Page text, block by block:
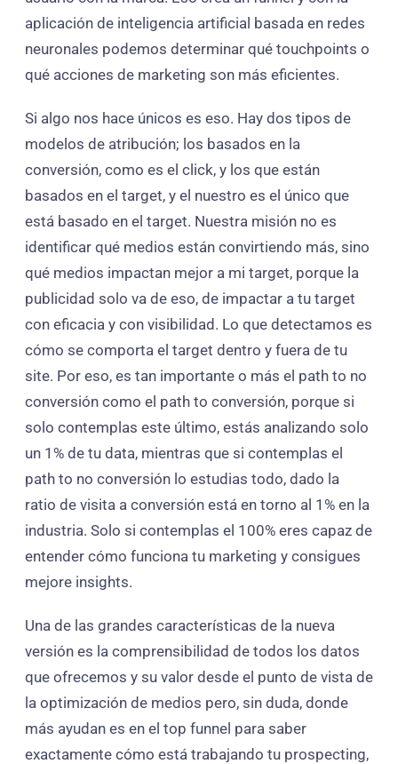
aplicación de inteligencia artificial basada en redes
neuronales podemos determinar qué touchpoints o
qué acciones de marketing son más eficientes.
Si algo nos hace únicos es eso. Hay dos tipos de
modelos de atribución; los basados en la
conversión, como es el click, y los que están
basados en el target, y el nuestro es el único que
está basado en el target. Nuestra misión no es
identificar qué medios están convirtiendo más, sino
qué medios impactan mejor a mi target, porque la
publicidad solo va de eso, de impactar a tu target
con eficacia y con visibilidad. Lo que detectamos es
cómo se comporta el target dentro y fuera de tu
site. Por eso, es tan importante o más el path to no
conversión como el path to conversión, porque si
solo contemplas este último, estás analizando solo
un 1% de tu data, mientras que si contemplas el
path to no conversión lo estudias todo, dado la
ratio de visita a conversión está en torno al 1% en la
industria. Solo si contemplas el 100% eres capaz de
entender cómo funciona tu marketing y consigues
mejore insights.
Una de las grandes características de la nueva
versión es la comprensibilidad de todos los datos
que ofrecemos y su valor desde el punto de vista de
la optimización de medios pero, sin duda, donde
más ayudan es en el top funnel para saber
exactamente cómo está trabajando tu prospecting,